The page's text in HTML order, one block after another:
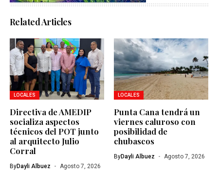
Related Articles
LOCALES
Directiva de AMEDIP
socializa aspectos
técnicos del POT junto
al arquitecto Julio
Corral
ByDayli Albuez Agosto 7, 2026
LOCALES
Punta Cana tendrá un
viernes caluroso con
posibilidad de
chubascos
ByDayli Albuez Agosto 7, 2026